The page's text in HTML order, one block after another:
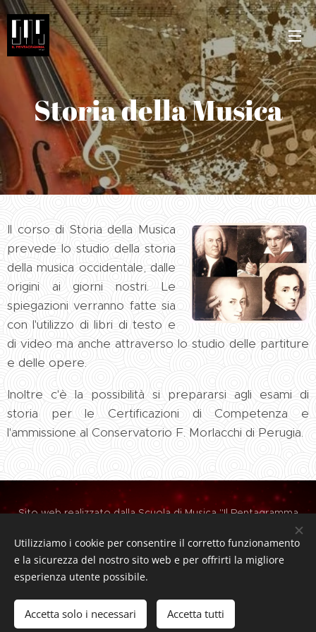
Storia della Musica
Il corso di Storia della Musica
prevede lo studio della storia
della musica occidentale, dalle
origini ai giorni nostri. Le
spiegazioni verranno fatte sia
con l'utilizzo di libri di testo e
di video ma anche attraverso lo studio delle partiture
e delle opere.
Inoltre c'è la possibilità si prepararsi agli esami di
storia per le Certificazioni di Competenza e
l'ammissione al Conservatorio F. Morlacchi di Perugia.
Sito web realizzato dalla Scuola di Musica "Il Pentagramma
C.F. 94067540545 - PEC: ilpentagrammaperugia@pec.it - E-
mail: ilpentagramma1996@libero.it
Via Aldo Manna, 28 - Perugia - Tel. 075/5287617 - Cell.
345.6988780
Utilizziamo i cookie per consentire il corretto funzionamento
e la sicurezza del nostro sito web e per offrirti la migliore
esperienza utente possibile.
Accetta solo i necessari Accetta tutti